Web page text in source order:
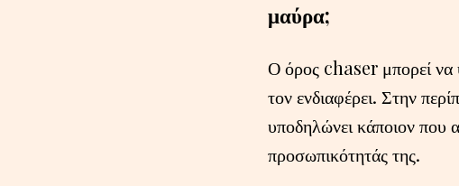
μαύρα;
Ο όρος chaser μπορεί να
τον ενδιαφέρει. Στην
υποδηλώνει κάποιον που
προσωπικότητάς της.